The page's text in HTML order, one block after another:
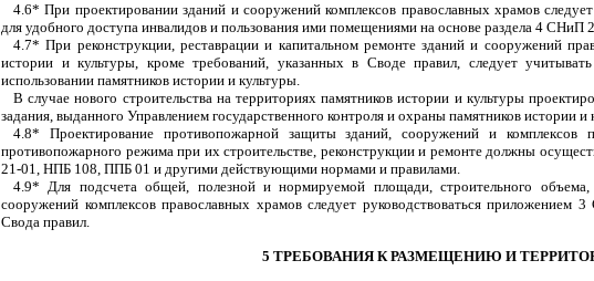
4.6* При проектировании зданий и сооружений комплексов православных храмов
для удобного доступа инвалидов и пользования ими помещениями на основе раздела 4
4.7* При реконструкции, реставрации и капитальном ремонте зданий и сооружений
истории и культуры, кроме требований, указанных в Своде правил, следует
использовании памятников истории и культуры.
В случае нового строительства на территориях памятников истории и культуры
задания, выданного Управлением государственного контроля и охраны памятников истории и
4.8* Проектирование противопожарной защиты зданий, сооружений и комплексов
противопожарного режима при их строительстве, реконструкции и ремонте должны
21-01, НПБ 108, ППБ 01 и другими действующими нормами и правилами.
4.9* Для подсчета общей, полезной и нормируемой площади, строительного
сооружений комплексов православных храмов следует руководствоваться
Свода правил.
5 ТРЕБОВАНИЯ К РАЗМЕЩЕНИЮ И